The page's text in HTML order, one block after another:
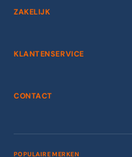
ZAKELIJK
KLANTENSERVICE
CONTACT
POPULAIRE MERKEN